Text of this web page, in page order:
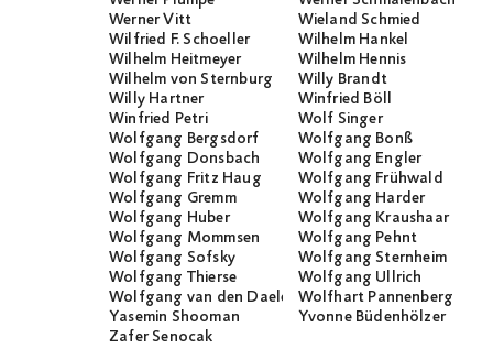
Werner Vitt
Wieland Schmied
Wilfried F. Schoeller
Wilhelm Hankel
Wilhelm Heitmeyer
Wilhelm Hennis
Wilhelm von Sternburg
Willy Brandt
Willy Hartner
Winfried Böll
Winfried Petri
Wolf Singer
Wolfgang Bergsdorf
Wolfgang Bonß
Wolfgang Donsbach
Wolfgang Engler
Wolfgang Fritz Haug
Wolfgang Frühwald
Wolfgang Gremm
Wolfgang Harder
Wolfgang Huber
Wolfgang Kraushaar
Wolfgang Mommsen
Wolfgang Pehnt
Wolfgang Sofsky
Wolfgang Sternheim
Wolfgang Thierse
Wolfgang Ullrich
Wolfgang van den Daele
Wolfhart Pannenberg
Yasemin Shooman
Yvonne Büdenhölzer
Zafer Senocak